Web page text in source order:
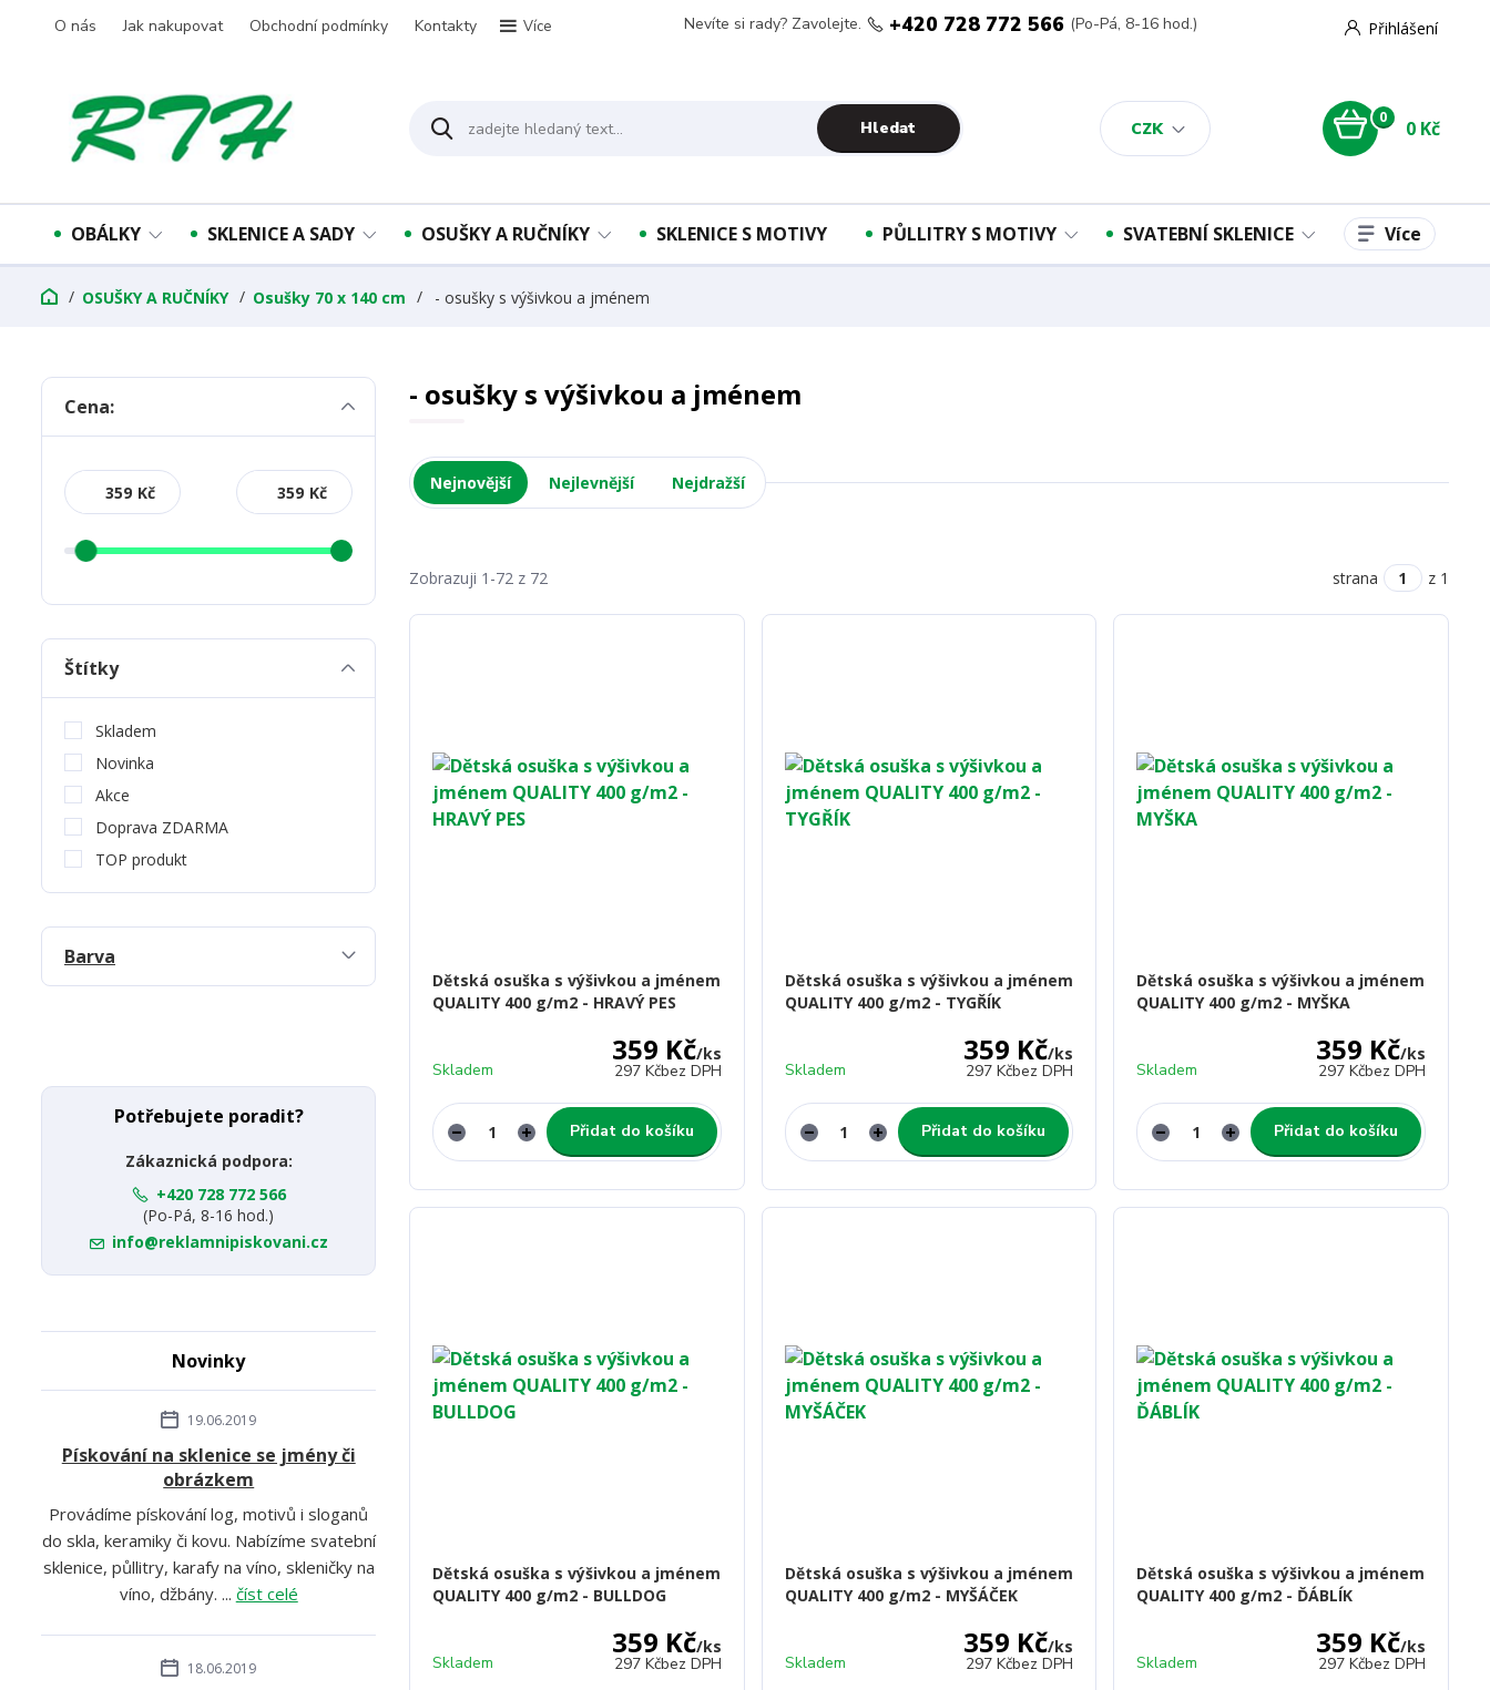
O nás Jak nakupovat Obchodní podmínky Kontakty Více
CZK
Přihlášení
Hledat
Nevíte si rady? Zavolejte. +420 728 772 566 (Po-Pá, 8-16 hod.)
0 0 Kč
OBÁLKY SKLENICE A SADY OSUŠKY A RUČNÍKY SKLENICE S MOTIVY PŮLLITRY S MOTIVY SVATEBNÍ SKLENICE Více
OSUŠKY A RUČNÍKY Osušky 70 x 140 cm - osušky s výšivkou a jménem
- osušky s výšivkou a jménem
Nejnovější Nejlevnější Nejdražší
Zobrazuji 1-72 z 72 strana z 1
Dětská osuška s výšivkou a jménem
QUALITY 400 g/m2 - HRAVÝ PES
359 Kč/ks
297 Kčbez DPH
Skladem
Přidat do košíku
Dětská osuška s výšivkou a jménem
QUALITY 400 g/m2 - TYGŘÍK
359 Kč/ks
297 Kčbez DPH
Skladem
Přidat do košíku
Dětská osuška s výšivkou a jménem
QUALITY 400 g/m2 - MYŠKA
359 Kč/ks
297 Kčbez DPH
Skladem
Přidat do košíku
Dětská osuška s výšivkou a jménem
QUALITY 400 g/m2 - BULLDOG
359 Kč/ks
297 Kčbez DPH
Skladem
Dětská osuška s výšivkou a jménem
QUALITY 400 g/m2 - MYŠÁČEK
359 Kč/ks
297 Kčbez DPH
Skladem
Dětská osuška s výšivkou a jménem
QUALITY 400 g/m2 - ĎÁBLÍK
359 Kč/ks
297 Kčbez DPH
Skladem
Cena:
Kč Kč
Štítky
Skladem
Novinka
Akce
Doprava ZDARMA
TOP produkt
Barva
Potřebujete poradit?
Zákaznická podpora:
+420 728 772 566
(Po-Pá, 8-16 hod.)
info@reklamnipiskovani.cz
Novinky
19.06.2019
Pískování na sklenice se jmény či
obrázkem
Provádíme pískování log, motivů i sloganů
do skla, keramiky či kovu. Nabízíme svatební
sklenice, půllitry, karafy na víno, skleničky na
víno, džbány. ... číst celé
18.06.2019